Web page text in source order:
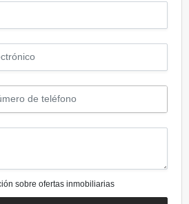
sobre ofertas inmobiliarias